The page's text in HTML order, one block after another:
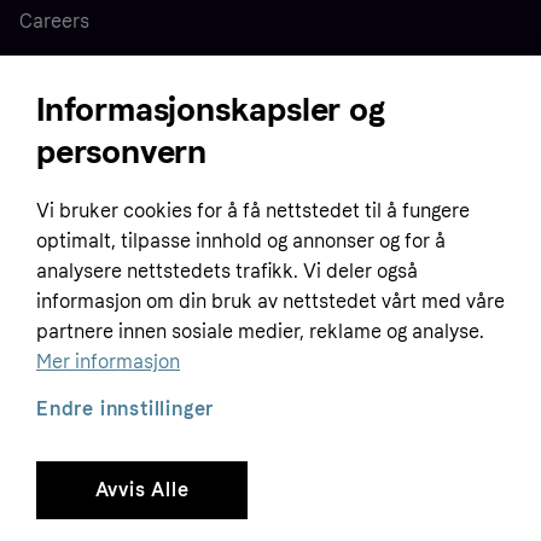
Careers
Press
Home
Customer service
Terms & conditions
Privacy policy
Tracking technology notice
Business
Sell with Klarna
Contact us
Global
Informasjonskapsler og
personvern
Vi bruker cookies for å få nettstedet til å fungere
optimalt, tilpasse innhold og annonser og for å
analysere nettstedets trafikk. Vi deler også
informasjon om din bruk av nettstedet vårt med våre
partnere innen sosiale medier, reklame og analyse.
Mer informasjon
Avvis Alle
Endre innstillinger